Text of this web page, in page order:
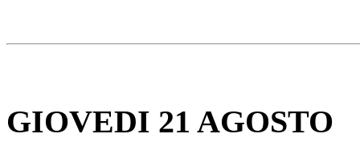
GIOVEDI 21 AGOSTO